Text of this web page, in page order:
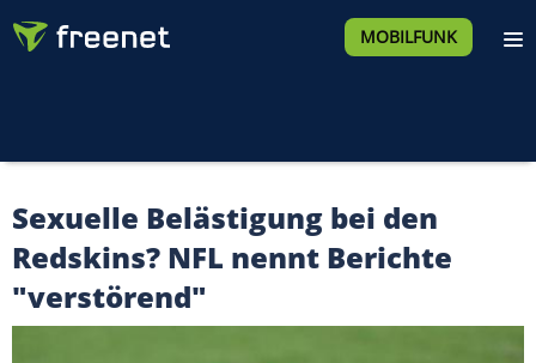
MOBILFUNK
Sexuelle Belästigung bei den
Redskins? NFL nennt Berichte
"verstörend"